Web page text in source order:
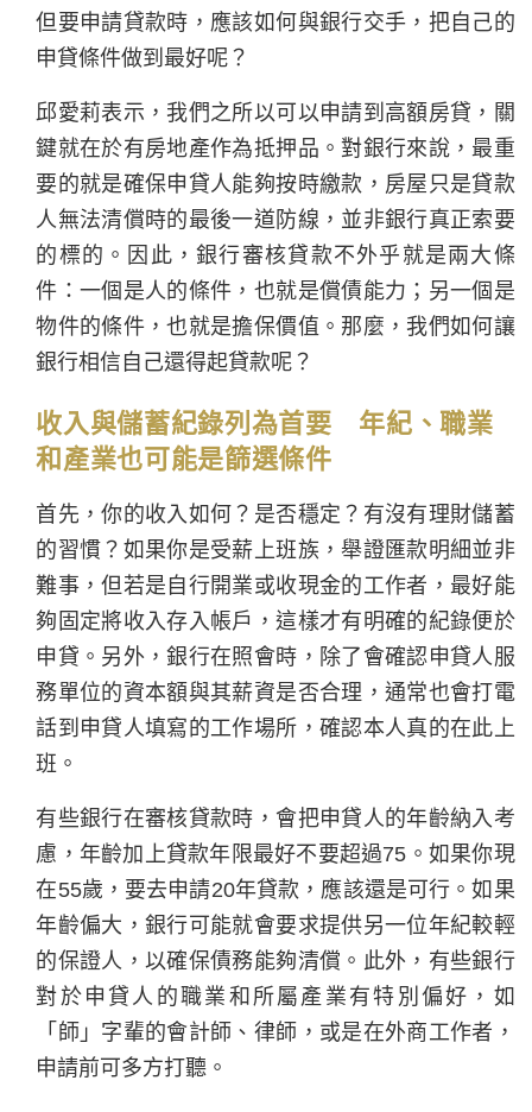
但要申請貸款時，應該如何與銀行交手，把自己的
申貸條件做到最好呢？
邱愛莉表示，我們之所以可以申請到高額房貸，關
鍵就在於有房地產作為抵押品。對銀行來說，最重
要的就是確保申貸人能夠按時繳款，房屋只是貸款
人無法清償時的最後一道防線，並非銀行真正索要
的標的。因此，銀行審核貸款不外乎就是兩大條
件：一個是人的條件，也就是償債能力；另一個是
物件的條件，也就是擔保價值。那麼，我們如何讓
銀行相信自己還得起貸款呢？
收入與儲蓄紀錄列為首要 年紀、職業
和產業也可能是篩選條件
首先，你的收入如何？是否穩定？有沒有理財儲蓄
的習慣？如果你是受薪上班族，舉證匯款明細並非
難事，但若是自行開業或收現金的工作者，最好能
夠固定將收入存入帳戶，這樣才有明確的紀錄便於
申貸。另外，銀行在照會時，除了會確認申貸人服
務單位的資本額與其薪資是否合理，通常也會打電
話到申貸人填寫的工作場所，確認本人真的在此上
班。
有些銀行在審核貸款時，會把申貸人的年齡納入考
慮，年齡加上貸款年限最好不要超過75。如果你現
在55歲，要去申請20年貸款，應該還是可行。如果
年齡偏大，銀行可能就會要求提供另一位年紀較輕
的保證人，以確保債務能夠清償。此外，有些銀行
對於申貸人的職業和所屬產業有特別偏好，如
「師」字輩的會計師、律師，或是在外商工作者，
申請前可多方打聽。